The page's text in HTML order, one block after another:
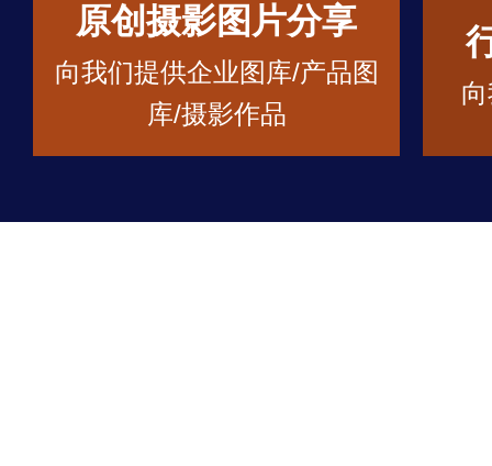
原创摄影图片分享
向我们提供企业图库/产品图
库/摄影作品